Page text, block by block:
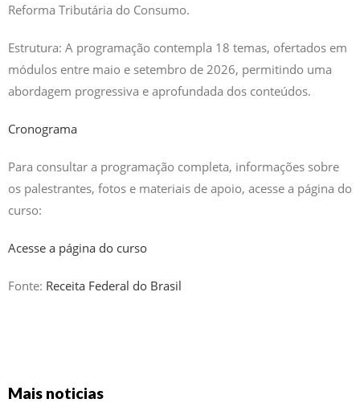
Reforma Tributária do Consumo.
Estrutura: A programação contempla 18 temas, ofertados em
módulos entre maio e setembro de 2026, permitindo uma
abordagem progressiva e aprofundada dos conteúdos.
Cronograma
Para consultar a programação completa, informações sobre
os palestrantes, fotos e materiais de apoio, acesse a página do
curso:
Acesse a página do curso
Fonte: Receita Federal do Brasil
Mais noticias